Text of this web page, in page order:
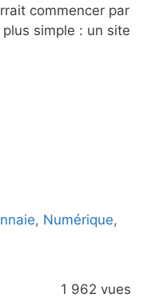
commencer par
simple : un site
, Numérique,
1 962 vues